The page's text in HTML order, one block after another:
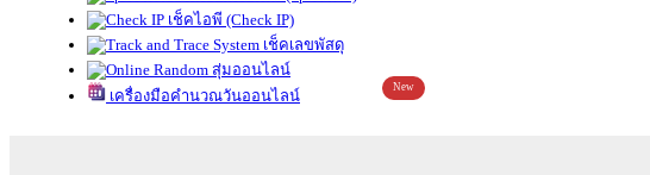
เช็คไอพี (Check IP)
เช็คเลขพัสดุ
สุ่มออนไลน์
เครื่องมือคำนวณวันออนไลน์
New